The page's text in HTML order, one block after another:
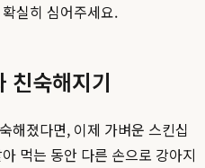
실히 심어주세요.
친숙해지기
해졌다면, 이제 가벼운 스킨십
먹는 동안 다른 손으로 강아지